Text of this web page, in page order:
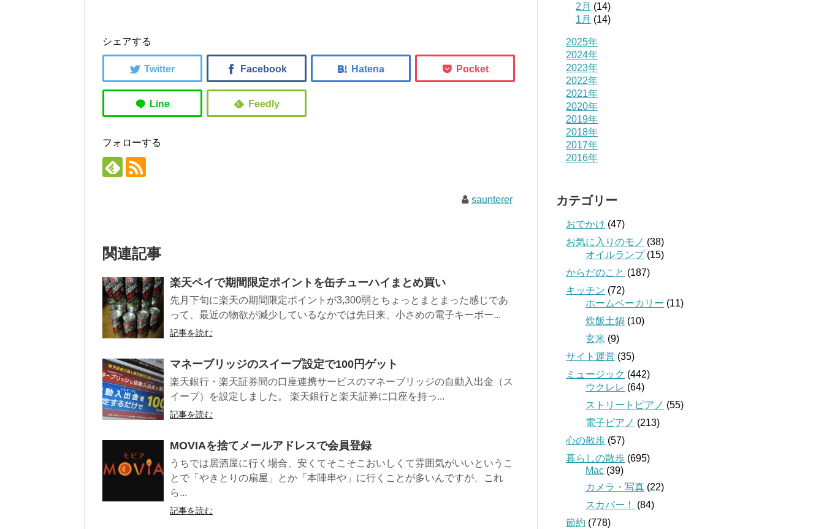
シェアする
フォローする
saunterer
関連記事
楽天ペイで期間限定ポイントを缶チューハイまとめ買い
先月下旬に楽天の期間限定ポイントが3,300弱とちょっとまとまった感じであ
って、最近の物欲が減少しているなかでは先日来、小さめの電子キーボー...
記事を読む
マネーブリッジのスイープ設定で100円ゲット
楽天銀行・楽天証券間の口座連携サービスのマネーブリッジの自動入出金（ス
イープ）を設定しました。 楽天銀行と楽天証券に口座を持っ...
記事を読む
MOVIAを捨てメールアドレスで会員登録
うちでは居酒屋に行く場合、安くてそこそこおいしくて雰囲気がいいというこ
とで「やきとりの扇屋」とか「本陣串や」に行くことが多いんですが、これ
ら...
記事を読む
2月 (14)
1月 (14)
2025年
2024年
2023年
2022年
2021年
2020年
2019年
2018年
2017年
2016年
カテゴリー
おでかけ (47)
お気に入りのモノ (38)
オイルランプ(15)
からだのこと (187)
キッチン (72)
ホームベーカリー (11)
炊飯土鍋 (10)
玄米 (9)
サイト運営 (35)
ミュージック (442)
ウクレレ (64)
ストリートピアノ (55)
電子ピアノ (213)
心の散歩 (57)
暮らしの散歩 (695)
Mac (39)
カメラ・写真 (22)
スカパー！
(84)
節約 (778)